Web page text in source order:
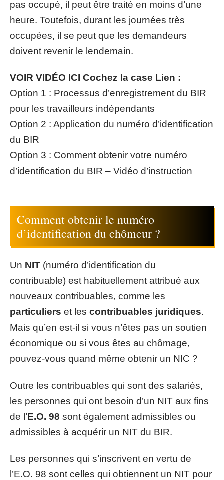
pas occupé, il peut être traité en moins d’une
heure. Toutefois, durant les journées très
occupées, il se peut que les demandeurs
doivent revenir le lendemain.
VOIR VIDÉO ICI Cochez la case Lien :
Option 1 : Processus d’enregistrement du BIR
pour les travailleurs indépendants
Option 2 : Application du numéro d’identification
du BIR
Option 3 : Comment obtenir votre numéro
d’identification du BIR – Vidéo d’instruction
Comment obtenir le numéro
d’identification du chômeur ?
Un NIT (numéro d’identification du
contribuable) est habituellement attribué aux
nouveaux contribuables, comme les
particuliers et les contribuables juridiques.
Mais qu’en est-il si vous n’êtes pas un soutien
économique ou si vous êtes au chômage,
pouvez-vous quand même obtenir un NIC ?
Outre les contribuables qui sont des salariés,
les personnes qui ont besoin d’un NIT aux fins
de l’E.O. 98 sont également admissibles ou
admissibles à acquérir un NIT du BIR.
Les personnes qui s’inscrivent en vertu de
l’E.O. 98 sont celles qui obtiennent un NIT pour